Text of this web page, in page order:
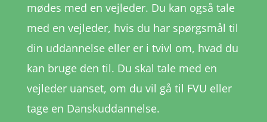
mødes med en vejleder. Du kan også tale
med en vejleder, hvis du har spørgsmål til
din uddannelse eller er i tvivl om, hvad du
kan bruge den til. Du skal tale med en
vejleder uanset, om du vil gå til FVU eller
tage en Danskuddannelse.